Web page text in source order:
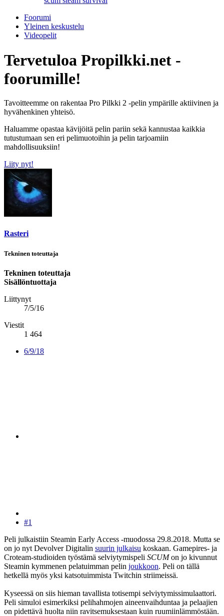
Foorumi
Yleinen keskustelu
Videopelit
Tervetuloa Propilkki.net -
foorumille!
Tavoitteemme on rakentaa Pro Pilkki 2 -pelin ympärille aktiivinen ja
hyvähenkinen yhteisö.
Haluamme opastaa kävijöitä pelin pariin sekä kannustaa kaikkia
tutustumaan sen eri pelimuotoihin ja pelin tarjoamiin
mahdollisuuksiin!
Liity nyt!
Rasteri
Tekninen toteuttaja
Tekninen toteuttaja
Sisällöntuottaja
Liittynyt
7/5/16
Viestit
1 464
6/9/18
#1
Peli julkaistiin Steamin Early Access -muodossa 29.8.2018. Mutta se
on jo nyt Devolver Digitalin suurin julkaisu koskaan. Gamepires- ja
Croteam-studioiden työstämä selviytymispeli SCUMon jo kivunnut
Steamin kymmenen pelatuimman pelin joukkoon. Peli on tällä
hetkellä myös yksi katsotuimmista Twitchin striimeissä.
Kyseessä on siis hieman tavallista totisempi selviytymissimulaattori.
Peli simuloi esimerkiksi pelihahmojen aineenvaihduntaa ja pelaajien
on pidettävä huolta niin ravitsemuksestaan kuin ruumiinlämmöstään.